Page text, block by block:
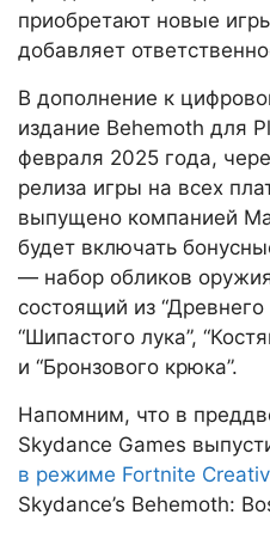
приобретают новые
добавляет
В дополнение к
издание Behemoth для
февраля 2025 года,
релиза игры на всех
выпущено компанией
будет включать
— набор обликов оружия
состоящий из “Древнего
“Шипастого лука”,
и “Бронзового крюка”.
Напомним, что в
Skydance Games
в режиме Fortnite
Skydance’s Behemoth: